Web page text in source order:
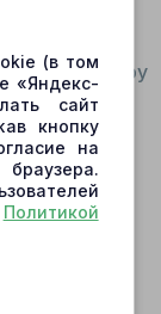
по центру
только
во
(в том
«Яндекс-
сайт
кнопку
на
Политикой